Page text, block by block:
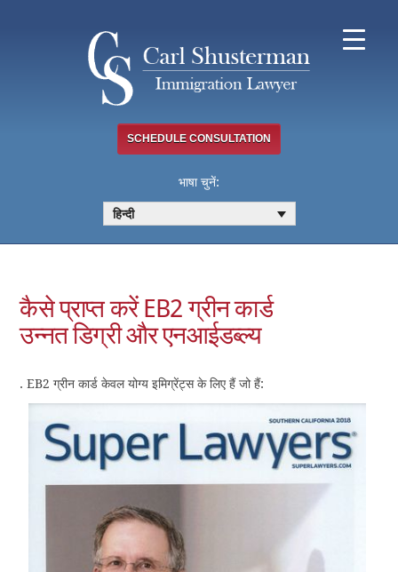
SCHEDULE CONSULTATION
भाषा चुनें:
हिन्दी
कैसे प्राप्त करें EB2 ग्रीन कार्ड
उन्नत डिग्री और एनआईडब्ल्य
. EB2 ग्रीन कार्ड केवल योग्य इमिग्रेंट्स के लिए हैं जो हैं: